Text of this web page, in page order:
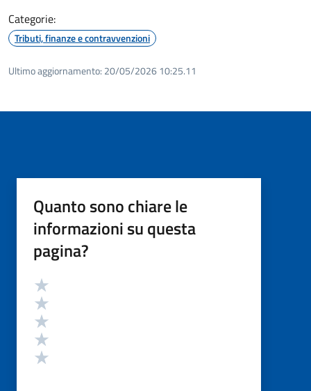
Categorie:
Tributi, finanze e contravvenzioni
Ultimo aggiornamento: 20/05/2026 10:25.11
Quanto sono chiare le
informazioni su questa
pagina?
Valutazione